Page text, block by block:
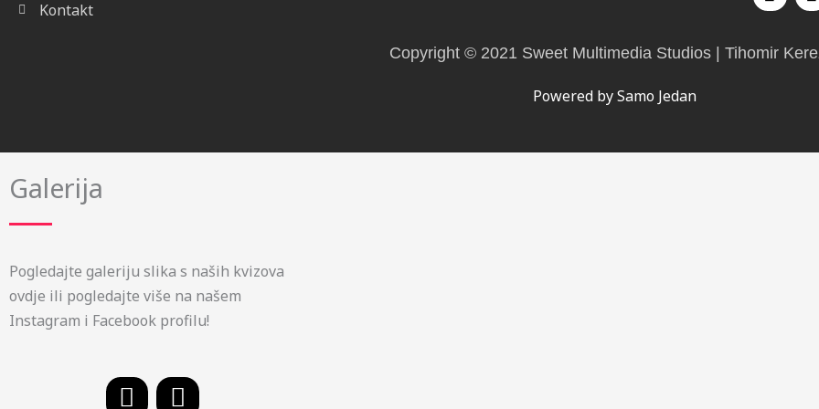
Kontakt
a
e t
Copyright © 2021 Sweet Multimedia Studios | Tihomir
Powered by Samo Jedan
Galerija
Pogledajte galeriju slika s naših kvizova
ovdje ili pogledajte više na našem
Instagram i Facebook profilu!
F I